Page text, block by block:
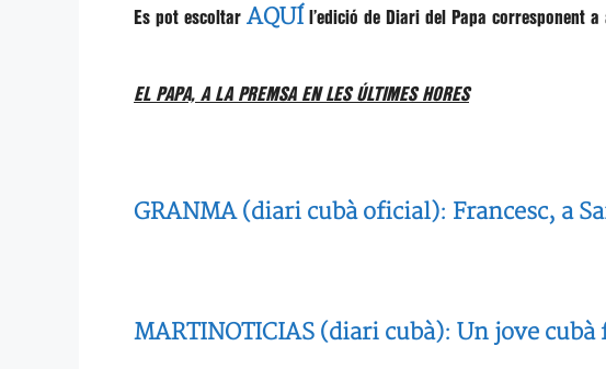
Es pot escoltar AQUÍ l’edició de Diari del Papa corresponent
EL PAPA, A LA PREMSA EN LES ÚLTIMES HORES
GRANMA (diari cubà oficial): Francesc, a
MARTINOTICIAS (diari cubà): Un jove